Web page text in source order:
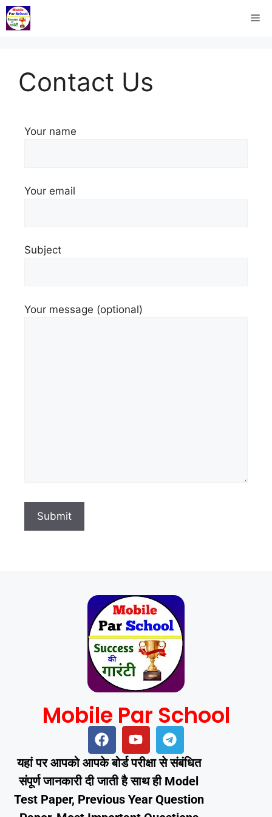
Contact Us
Your name
Your email
Subject
Your message (optional)
Mobile Par School
यहां पर आपको आपके बोर्ड परीक्षा से संबंधित
संपूर्ण जानकारी दी जाती है साथ ही Model
Test Paper, Previous Year Question